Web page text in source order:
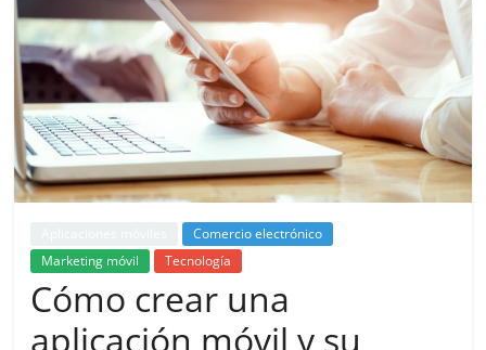
de
Marketing
en
Colombia
|
Revistas
Comercio electrónico
Marketing móvil
Tecnología
Cómo crear una
aplicación móvil y su